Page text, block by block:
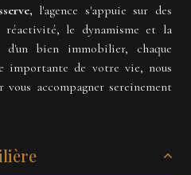
l'agence s'appuie sur des
réactivité, le dynamisme et la
d'un bien immobilier, chaque
importante de votre vie, nous
accompagner sereinement